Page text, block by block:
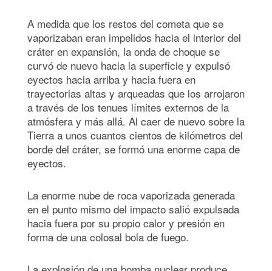
A medida que los restos del cometa que se
vaporizaban eran impelidos hacia el interior del
cráter en expansión, la onda de choque se
curvó de nuevo hacia la superficie y expulsó
eyectos hacia arriba y hacia fuera en
trayectorias altas y arqueadas que los arrojaron
a través de los tenues límites externos de la
atmósfera y más allá. Al caer de nuevo sobre la
Tierra a unos cuantos cientos de kilómetros del
borde del cráter, se formó una enorme capa de
eyectos.
La enorme nube de roca vaporizada generada
en el punto mismo del impacto salió expulsada
hacia fuera por su propio calor y presión en
forma de una colosal bola de fuego.